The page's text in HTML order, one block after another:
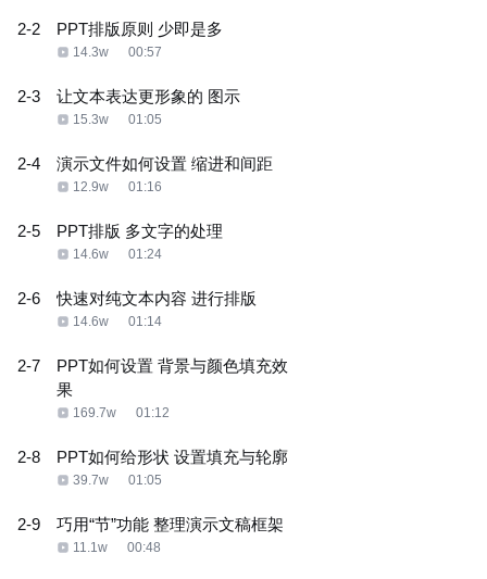
2-2 PPT排版原则 少即是多
14.3w 00:57
2-3 让文本表达更形象的 图示
15.3w 01:05
2-4 演示文件如何设置 缩进和间距
12.9w 01:16
2-5 PPT排版 多文字的处理
14.6w 01:24
2-6 快速对纯文本内容 进行排版
14.6w 01:14
2-7
PPT如何设置 背景与颜色填充效
果
169.7w 01:12
2-8 PPT如何给形状 设置填充与轮廓
39.7w 01:05
2-9 巧用“节”功能 整理演示文稿框架
11.1w 00:48